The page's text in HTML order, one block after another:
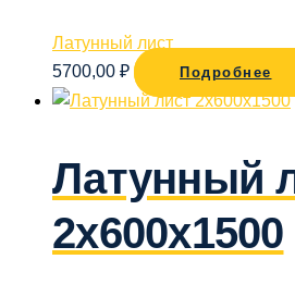
Латунный лист
5700,00 ₽ Подробнее
Латунный
2х600х1500